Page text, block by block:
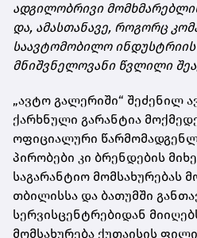
ადგილობრივი
და, ამასთანავე, როგორც
საავტომობილო ინდუსტრიის
მნიშვნელოვანი წვლილი
„ავტო გალერიში“ შეძენილ
ქარხნული გარანტია
ოფიციალური
პირობები კი ბრენდების
საგარანტიო მომსახურებას
თბილისსა და ბათუმში
სერვისცენტრებიდან
მომსახურება ქუთაისის